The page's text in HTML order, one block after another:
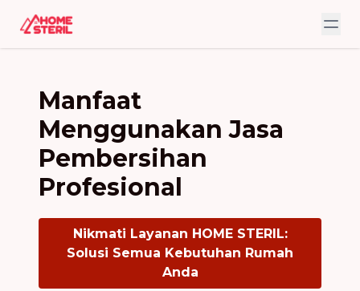
Manfaat
Menggunakan Jasa
Pembersihan
Profesional
Nikmati Layanan HOME STERIL:
Solusi Semua Kebutuhan Rumah
Anda